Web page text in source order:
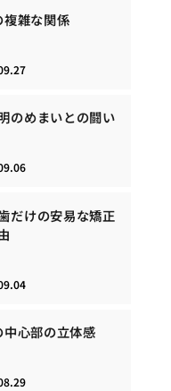
雑な関係
のめまいとの闘い
だけの安易な矯正
心部の立体感